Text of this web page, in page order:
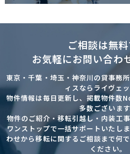
ご相談は無
お気軽にお問い合わ
東京・千葉・埼玉・神奈川の貸事務
ィスならライヴェッ
物件情報は毎日更新し、掲載物件数
多数ございます
物件のご紹介・移転引越し・内装工
ワンストップで一括サポートいたし
わせから移転に関するご相談まで何
ください。